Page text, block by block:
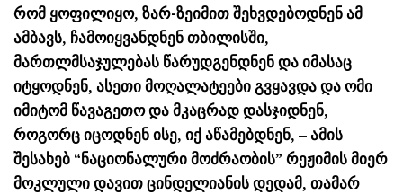
რომ ყოფილიყო, ზარ-ზეიმით შეხვდებოდნენ ამ
ამბავს, ჩამოიყვანდნენ თბილისში,
მართლმსაჯულებას წარუდგენდნენ და იმასაც
იტყოდნენ, ასეთი მოღალატეები გვყავდა და ომი
იმიტომ წავაგეთო და მკაცრად დასჯიდნენ,
როგორც იცოდნენ ისე, იქ აწამებდნენ, – ამის
შესახებ “ნაციონალური მოძრაობის” რეჟიმის მიერ
მოკლული დავით ცინდელიანის დედამ, თამარ